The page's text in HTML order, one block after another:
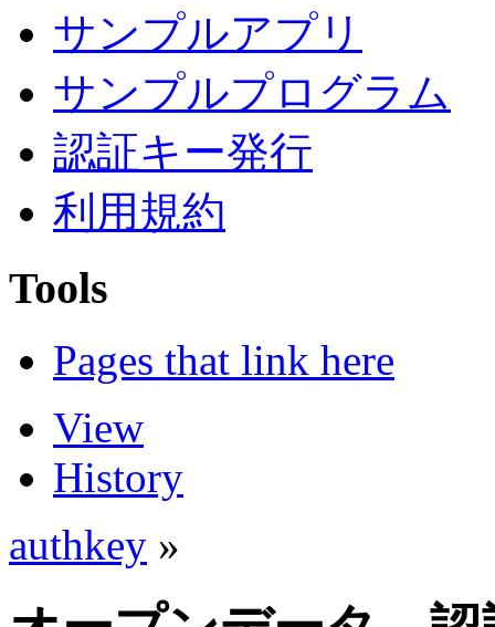
サンプルアプリ
サンプルプログラム
認証キー発行
利用規約
Tools
Pages that link here
View
History
authkey »